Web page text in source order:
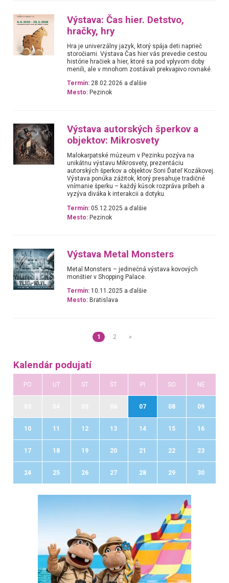
Výstava: Čas hier. Detstvo,
hračky, hry
Hra je univerzálny jazyk, ktorý spája deti naprieč
storočiami. Výstava Čas hier vás prevedie cestou
histórie hračiek a hier, ktoré sa pod vplyvom doby
menili, ale v mnohom zostávali prekvapivo rovnaké.
Termín: 28.02.2026 a ďalšie
Mesto: Pezinok
Výstava autorských šperkov a
objektov: Mikrosvety
Malokarpatské múzeum v Pezinku pozýva na
unikátnu výstavu Mikrosvety, prezentáciu
autorských šperkov a objektov Soni Ďateľ Kozákovej.
Výstava ponúka zážitok, ktorý presahuje tradičné
vnímanie šperku – každý kúsok rozpráva príbeh a
vyzýva diváka k interakcii a dotyku.
Termín: 05.12.2025 a ďalšie
Mesto: Pezinok
Výstava Metal Monsters
Metal Monsters – jedinečná výstava kovových
monštier v Shopping Palace.
Termín: 10.11.2025 a ďalšie
Mesto: Bratislava
1 2 »
Kalendár podujatí
PO UT ST ŠT PI SO NE
07 08 09
10 11 12 13 14 15 16
17 18 19 20 21 22 23
24 25 26 27 28 29 30